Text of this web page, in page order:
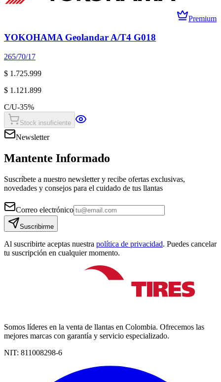
Premium
YOKOHAMA Geolandar A/T4 G018
265/70/17
$ 1.725.999
$ 1.121.899
C/U-35%
Stock insuficiente
Newsletter
Mantente Informado
Suscríbete a nuestro newsletter y recibe ofertas exclusivas,
novedades y consejos para el cuidado de tus llantas
Correo electrónico
Suscribirme
Al suscribirte aceptas nuestra política de privacidad. Puedes cancelar
tu suscripción en cualquier momento.
Somos líderes en la venta de llantas en Colombia. Ofrecemos las
mejores marcas con garantía y servicio especializado.
NIT: 811008298-6